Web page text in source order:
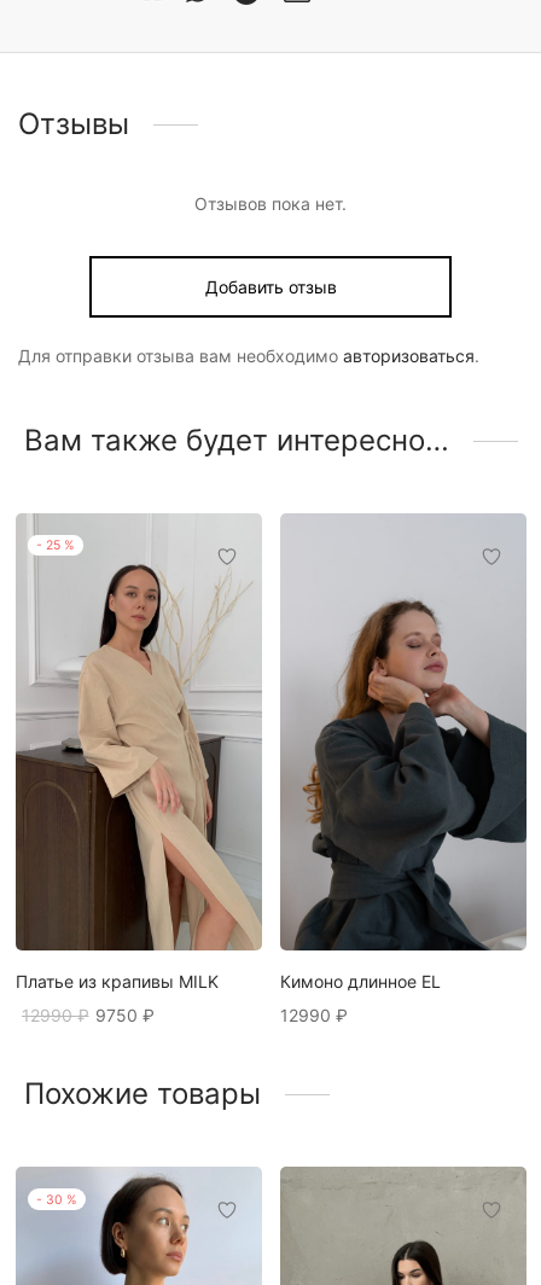
Отзывы
Отзывов пока нет.
Добавить отзыв
Для отправки отзыва вам необходимо авторизоваться.
Вам также будет интересно…
- 25 %
Платье из крапивы MILK
12990₽
Первоначальная
9750 ₽
Текущая
Кимоно длинное EL
12990 ₽
Похожие товары
- 30 %